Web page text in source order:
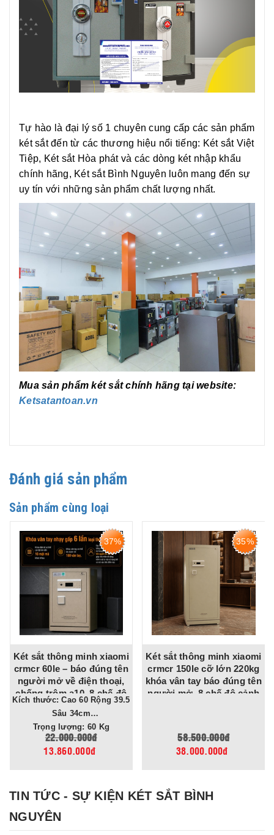
Tự hào là đại lý số 1 chuyên cung cấp các sản phẩm
két sắt đến từ các thương hiệu nổi tiếng: Két sắt Việt
Tiệp, Két sắt Hòa phát và các dòng két nhập khẩu
chính hãng, Két sắt Bình Nguyên luôn mang đến sự
uy tín với những sản phẩm chất lượng nhất.
Mua sản phẩm két sắt chính hãng tại website:
Ketsatantoan.vn
Đánh giá sản phẩm
Sản phẩm cùng loại
37%
Két sắt thông minh xiaomi
crmcr 60le – báo đúng tên
người mở về điện thoại,
chống trộm a10, 8 chế độ
cảnh báo điện thoại
Kích thước: Cao 60 Rộng 39.5
Sâu 34cm
Trọng lượng: 60 Kg
22.000.000đ
13.860.000đ
35%
Két sắt thông minh xiaomi
crmcr 150le cỡ lớn 220kg
khóa vân tay báo đúng tên
người mở, 8 chế độ cảnh
58.500.000đ
38.000.000đ
TIN TỨC - SỰ KIỆN KÉT SẮT BÌNH
NGUYÊN